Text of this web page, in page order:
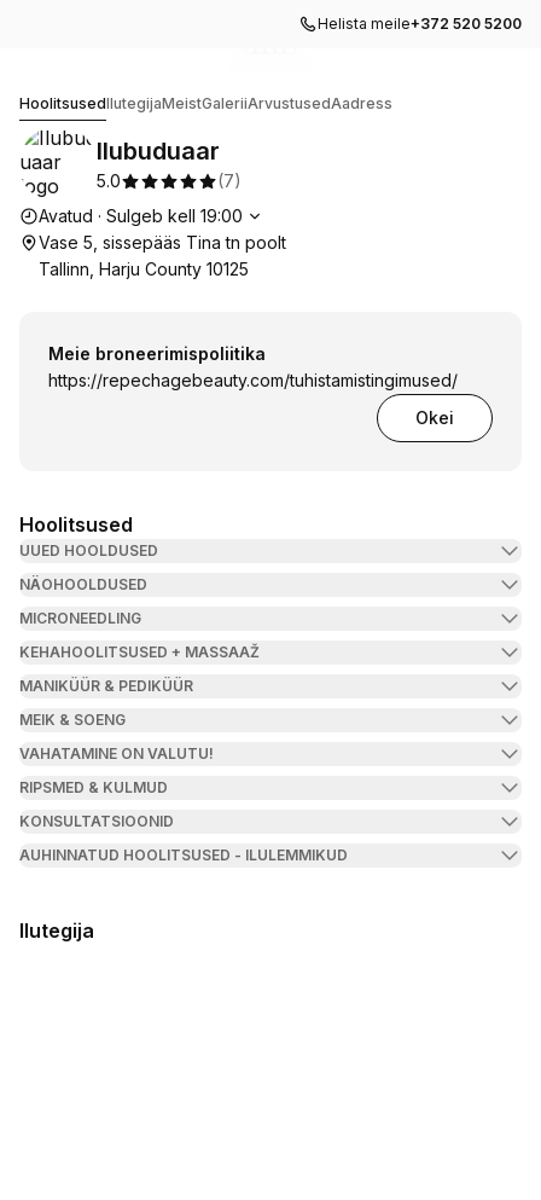
Helista meile+372 520 5200
HoolitsusedIlutegijaMeistGaleriiArvustusedAadress
Ilubuduaar
5.0 (7)
Lahtiolekuajad
Avatud · Sulgeb kell 19:00
Vase 5, sissepääs Tina tn poolt
Tallinn, Harju County 10125
Meie broneerimispoliitika
https://repechagebeauty.com/tuhistamistingimused/
Okei
Hoolitsused
UUED HOOLDUSED
NÄOHOOLDUSED
MICRONEEDLING
KEHAHOOLITSUSED + MASSAAŽ
MANIKÜÜR & PEDIKÜÜR
MEIK & SOENG
VAHATAMINE ON VALUTU!
RIPSMED & KULMUD
KONSULTATSIOONID
AUHINNATUD HOOLITSUSED - ILULEMMIKUD
Ilutegija